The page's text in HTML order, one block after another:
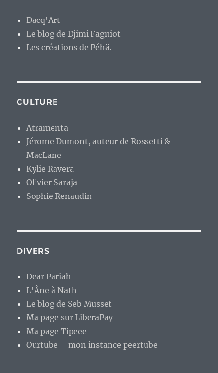
Dacq'Art
Le blog de Djimi Fagniot
Les créations de Péhä.
CULTURE
Atramenta
Jérome Dumont, auteur de Rossetti &
MacLane
Kylie Ravera
Olivier Saraja
Sophie Renaudin
DIVERS
Dear Pariah
L'Âne à Nath
Le blog de Seb Musset
Ma page sur LiberaPay
Ma page Tipeee
Ourtube – mon instance peertube